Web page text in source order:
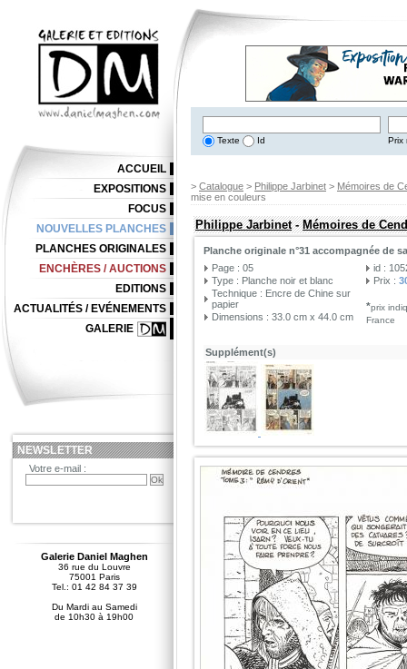
Texte Id Prix
> Catalogue > Philippe Jarbinet > Mémoires de
mise en couleurs
Philippe Jarbinet-Mémoires de
Planche originale n°31 accompagnée de
Page : 05
Type : Planche noir et blanc
Technique : Encre de Chine sur
papier
Dimensions : 33.0 cm x 44.0 cm
id :
Prix :
*prix
France
Supplément(s)
ACCUEIL
EXPOSITIONS
FOCUS
NOUVELLES PLANCHES
PLANCHES ORIGINALES
ENCHÈRES / AUCTIONS
EDITIONS
ACTUALITÉS / EVÉNEMENTS
GALERIE
NEWSLETTER
Votre e-mail :
Galerie Daniel Maghen
36 rue du Louvre
75001 Paris
Tel.: 01 42 84 37 39
Du Mardi au Samedi
de 10h30 à 19h00